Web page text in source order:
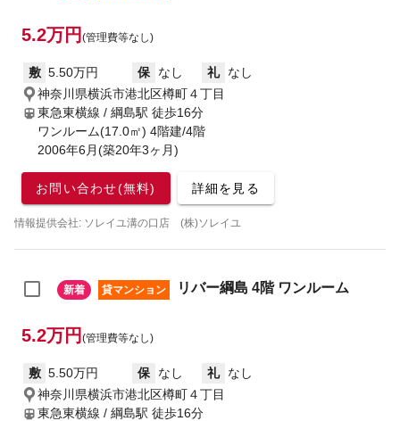
5.2万円 (管理費等なし)
敷 5.50万円 保 なし 礼
なし
神奈川県横浜市港北区樽町４丁目
東急東横線 / 綱島駅 徒歩16分
ワンルーム(17.0㎡) 4階建/4階
2006年6月(築20年3ヶ月)
お問い合わせ(無料) 詳細を見る
情報提供会社: ソレイユ溝の口店 (株)ソレイユ
新着 貸マンション リバー綱島 4階 ワンルーム
5.2万円 (管理費等なし)
敷 5.50万円 保 なし 礼
なし
神奈川県横浜市港北区樽町４丁目
東急東横線 / 綱島駅 徒歩16分